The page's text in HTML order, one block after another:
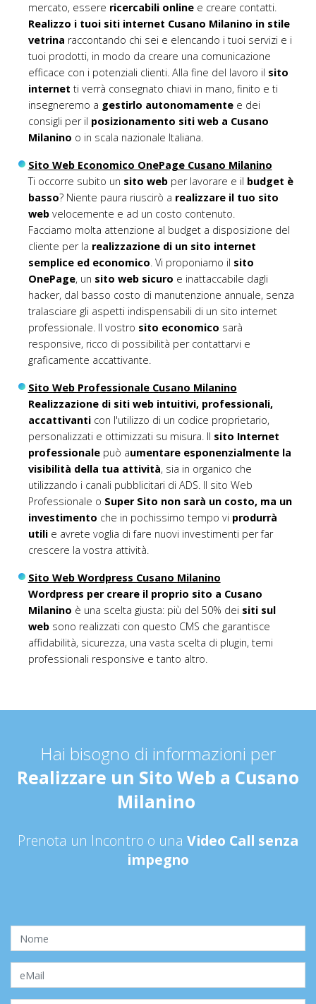
mercato, essere ricercabili online e creare contatti.
Realizzo i tuoi siti internet Cusano Milanino in stile
vetrina raccontando chi sei e elencando i tuoi servizi e i
tuoi prodotti, in modo da creare una comunicazione
efficace con i potenziali clienti. Alla fine del lavoro il sito
internet ti verrà consegnato chiavi in mano, finito e ti
insegneremo a gestirlo autonomamentee dei
consigli per il posizionamento siti web a Cusano
Milanino o in scala nazionale Italiana.
Sito Web Economico OnePage Cusano Milanino
Ti occorre subito un sito webper lavorare e il budget è
basso? Niente paura riuscirò a realizzare il tuo sito
webvelocemente e ad un costo contenuto.
Facciamo molta attenzione al budget a disposizione del
cliente per la realizzazione di un sito internet
semplice ed economico. Vi proponiamo il sito
OnePage, un sito web sicuro e inattaccabile dagli
hacker, dal basso costo di manutenzione annuale, senza
tralasciare gli aspetti indispensabili di un sito internet
professionale. Il vostro sito economico sarà
responsive, ricco di possibilità per contattarvi e
graficamente accattivante.
Sito Web Professionale Cusano Milanino
Realizzazione di siti web intuitivi, professionali,
accattivanticon l'utilizzo di un codice proprietario,
personalizzati e ottimizzati su misura. Il sito Internet
professionalepuò aumentare esponenzialmente la
visibilità della tua attività, sia in organico che
utilizzando i canali pubblicitari di ADS. Il sito Web
Professionale o Super Sito non sarà un costo, ma un
investimento che in pochissimo tempo vi produrrà
utili e avrete voglia di fare nuovi investimenti per far
crescere la vostra attività.
Sito Web Wordpress Cusano Milanino
Wordpress per creare il proprio sito a Cusano
Milanino è una scelta giusta: più del 50% dei siti sul
websono realizzati con questo CMS che garantisce
affidabilità, sicurezza, una vasta scelta di plugin, temi
professionali responsive e tanto altro.
Hai bisogno di informazioni per
Realizzare un Sito Web a Cusano
Milanino
Prenota un Incontro o una Video Call senza
impegno